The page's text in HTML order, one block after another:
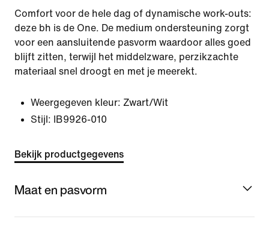
Comfort voor de hele dag of dynamische work-outs:
deze bh is de One. De medium ondersteuning zorgt
voor een aansluitende pasvorm waardoor alles goed
blijft zitten, terwijl het middelzware, perzikzachte
materiaal snel droogt en met je meerekt.
Weergegeven kleur: Zwart/Wit
Stijl:
IB9926-010
Bekijk productgegevens
Maat en pasvorm